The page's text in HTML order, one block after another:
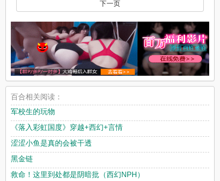
下一页
x
百合相关阅读：
军校生的玩物
《落入彩虹国度》穿越+西幻+言情
涩涩小鱼是真的会被干透
黑金链
救命！这里到处都是阴暗批（西幻NPH）